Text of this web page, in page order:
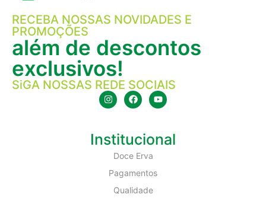
RECEBA NOSSAS NOVIDADES E
PROMOÇÕES
além de descontos
exclusivos!
SiGA NOSSAS REDE SOCIAIS
Institucional
Doce Erva
Pagamentos
Qualidade